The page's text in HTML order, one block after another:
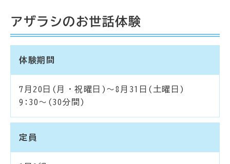
アザラシのお世話体験
体験期間
7月20日(月・祝曜日)～8月31日(土曜日)
9:30～(30分間)
定員